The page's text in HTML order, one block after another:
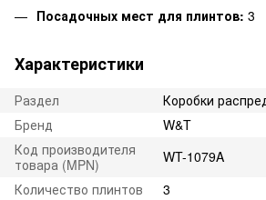
Посадочных мест для плинтов: 3
Характеристики
Раздел
Коробки
Бренд
W&T
Код производителя
товара (MPN)
WT-1079A
Количество плинтов
3